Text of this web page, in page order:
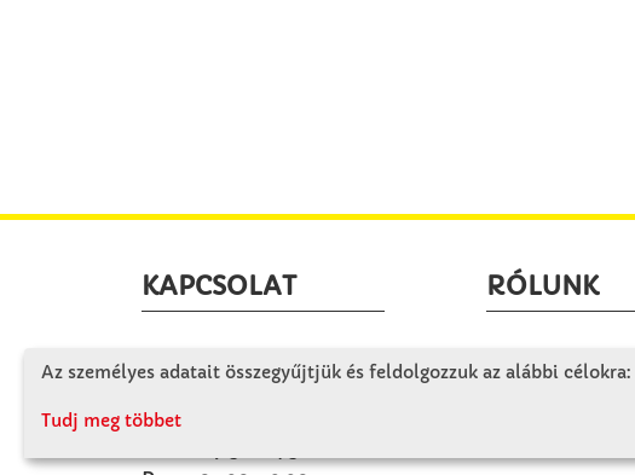
KAPCSOLAT
Winkler Iskolaszer Kft.
9241 Jánossomorja
RÓLUNK
Céglátogatás
Az személyes adatait összegyűjtjük és feldolgozzuk az alábbi célokra:
Tudj meg többet